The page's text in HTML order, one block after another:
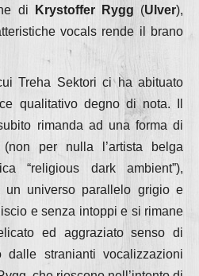
di
Krystoffer Rygg (Ulver),
vocals rende il brano
Treha Sektori ci ha abituato
qualitativo degno di nota. Il
rimanda ad una forma di
(non per nulla l’artista belga
“religious dark ambient”),
un universo parallelo grigio e
e senza intoppi e si rimane
ed aggraziato senso di
dalle stranianti vocalizzazioni